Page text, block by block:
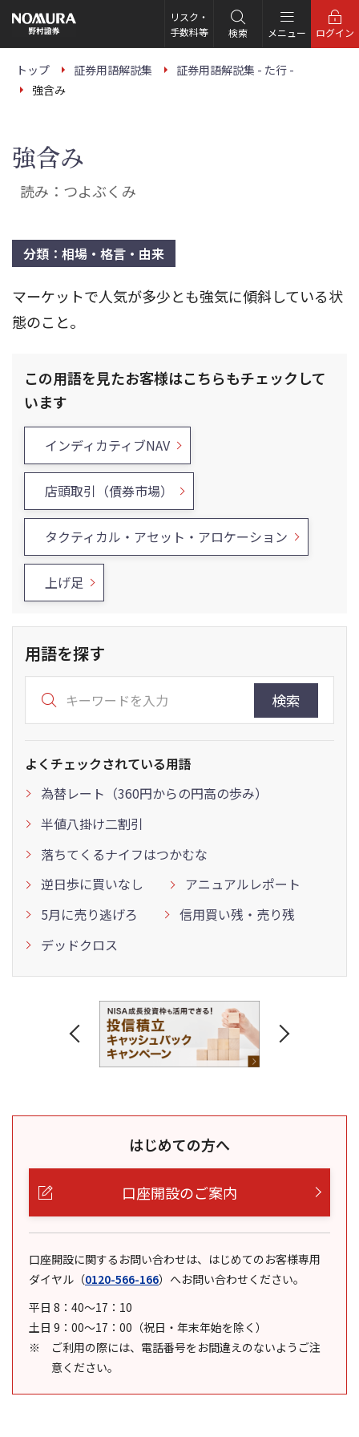
の
ー
リスク・
手数料等
検索 メニュー ログイン
トップ 証券用語解説集
証券用語解説集 - た行 -
強含み
強含み
読み：つよぶくみ
分類：相場・格言・由来
マーケットで人気が多少とも強気に傾斜している状
態のこと。
この用語を見たお客様はこちらもチェックして
います
インディカティブNAV
店頭取引（債券市場）
タクティカル・アセット・アロケーション
上げ足
用語を探す
検索
よくチェックされている用語
為替レート（360円からの円高の歩み）
半値八掛け二割引
落ちてくるナイフはつかむな
逆日歩に買いなし
アニュアルレポート
5月に売り逃げろ
信用買い残・売り残
デッドクロス
はじめての方へ
口座開設のご案内
口座開設に関するお問い合わせは、はじめてのお客様専用
ダイヤル （0120-566-166） へお問い合わせください。
平日 8：40～17：10
土日 9：00～17：00（祝日・年末年始を除く）
ご利用の際には、電話番号をお間違えのないようご注
意ください。